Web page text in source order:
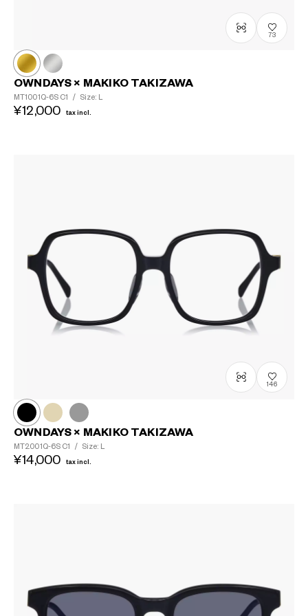
73
OWNDAYS × MAKIKO TAKIZAWA
MT1001Q-6S C1 / Size: L
¥12,000 tax incl.
146
OWNDAYS × MAKIKO TAKIZAWA
MT2001Q-6S C1 / Size: L
¥14,000 tax incl.